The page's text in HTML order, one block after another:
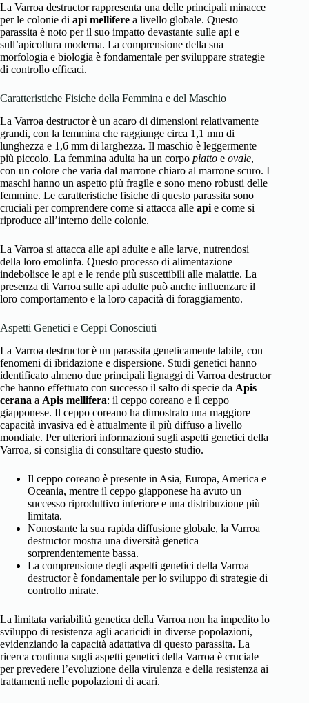
La Varroa destructor rappresenta una delle principali minacce
per le colonie di api mellifere a livello globale. Questo
parassita è noto per il suo impatto devastante sulle api e
sull’apicoltura moderna. La comprensione della sua
morfologia e biologia è fondamentale per sviluppare strategie
di controllo efficaci.
Caratteristiche Fisiche della Femmina e del Maschio
La Varroa destructor è un acaro di dimensioni relativamente
grandi, con la femmina che raggiunge circa 1,1 mm di
lunghezza e 1,6 mm di larghezza. Il maschio è leggermente
più piccolo. La femmina adulta ha un corpo piatto e ovale,
con un colore che varia dal marrone chiaro al marrone scuro. I
maschi hanno un aspetto più fragile e sono meno robusti delle
femmine. Le caratteristiche fisiche di questo parassita sono
cruciali per comprendere come si attacca alle api e come si
riproduce all’interno delle colonie.
La Varroa si attacca alle api adulte e alle larve, nutrendosi
della loro emolinfa. Questo processo di alimentazione
indebolisce le api e le rende più suscettibili alle malattie. La
presenza di Varroa sulle api adulte può anche influenzare il
loro comportamento e la loro capacità di foraggiamento.
Aspetti Genetici e Ceppi Conosciuti
La Varroa destructor è un parassita geneticamente labile, con
fenomeni di ibridazione e dispersione. Studi genetici hanno
identificato almeno due principali lignaggi di Varroa destructor
che hanno effettuato con successo il salto di specie da Apis
cerana a Apis mellifera: il ceppo coreano e il ceppo
giapponese. Il ceppo coreano ha dimostrato una maggiore
capacità invasiva ed è attualmente il più diffuso a livello
mondiale. Per ulteriori informazioni sugli aspetti genetici della
Varroa, si consiglia di consultare questo studio.
Il ceppo coreano è presente in Asia, Europa, America e
Oceania, mentre il ceppo giapponese ha avuto un
successo riproduttivo inferiore e una distribuzione più
limitata.
Nonostante la sua rapida diffusione globale, la Varroa
destructor mostra una diversità genetica
sorprendentemente bassa.
La comprensione degli aspetti genetici della Varroa
destructor è fondamentale per lo sviluppo di strategie di
controllo mirate.
La limitata variabilità genetica della Varroa non ha impedito lo
sviluppo di resistenza agli acaricidi in diverse popolazioni,
evidenziando la capacità adattativa di questo parassita. La
ricerca continua sugli aspetti genetici della Varroa è cruciale
per prevedere l’evoluzione della virulenza e della resistenza ai
trattamenti nelle popolazioni di acari.